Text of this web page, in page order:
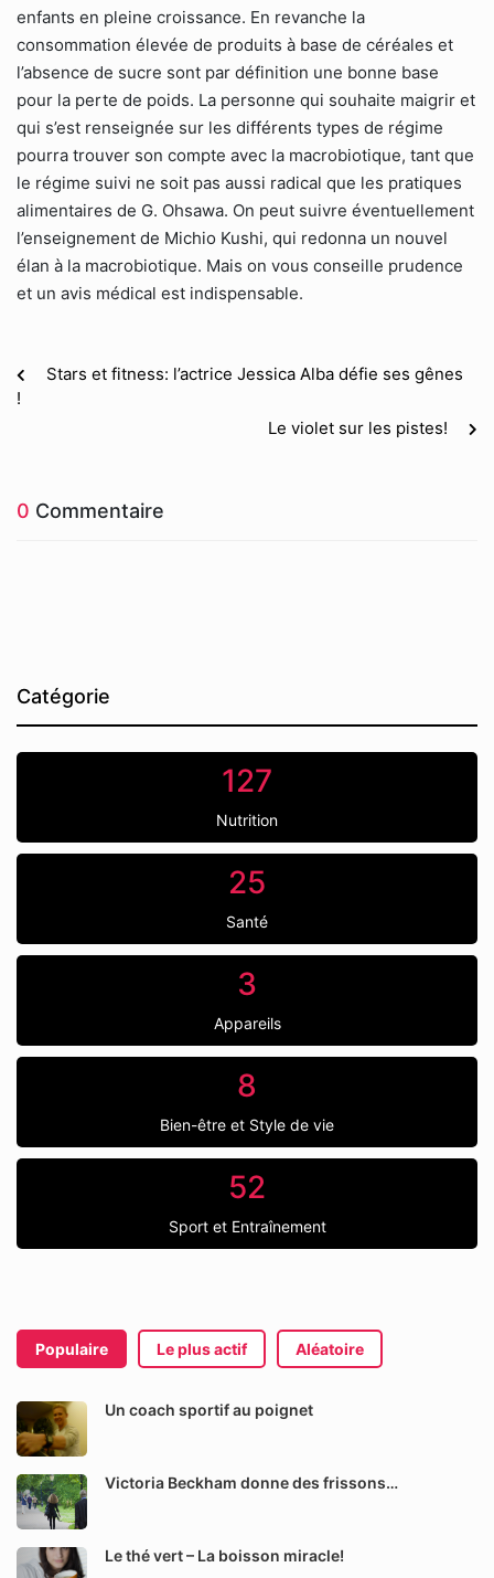
enfants en pleine croissance. En revanche la
consommation élevée de produits à base de céréales et
l’absence de sucre sont par définition une bonne base
pour la perte de poids. La personne qui souhaite maigrir et
qui s’est renseignée sur les différents types de régime
pourra trouver son compte avec la macrobiotique, tant que
le régime suivi ne soit pas aussi radical que les pratiques
alimentaires de G. Ohsawa. On peut suivre éventuellement
l’enseignement de Michio Kushi, qui redonna un nouvel
élan à la macrobiotique. Mais on vous conseille prudence
et un avis médical est indispensable.
Stars et fitness: l’actrice Jessica Alba défie ses gênes
!
Le violet sur les pistes!
0 Commentaire
Catégorie
127
Nutrition
25
Santé
3
Appareils
8
Bien-être et Style de vie
52
Sport et Entraînement
Populaire Le plus actif Aléatoire
Un coach sportif au poignet
Victoria Beckham donne des frissons…
Le thé vert – La boisson miracle!